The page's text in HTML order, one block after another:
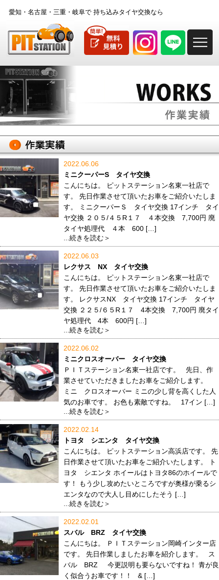
愛知・名古屋・三重・岐阜で持ち込みタイヤ交換なら
2022.06.06
ミニクーパーS タイヤ交換
こんにちは。 ピットステーション名東一社店で
す。 先日作業させて頂いたお車をご紹介いたしま
す。 ミニクーパーＳ タイヤ交換 17インチ タイ
ヤ交換 ２０５/４５R１７ ４本交換 7,700円 廃
タイヤ処理代 ４本 600 […]
...続きを読む＞
2022.06.03
レクサス NX タイヤ交換
こんにちは。 ピットステーション名東一社店で
す。 先日作業させて頂いたお車をご紹介いたしま
す。 レクサスNX タイヤ交換 17インチ タイヤ
交換 ２２５/６５R１７ 4本交換 7,700円 廃タイ
ヤ処理代 4本 600円 […]
...続きを読む＞
2022.06.02
ミニクロスオーバー タイヤ交換
ＰＩＴステーション名東一社店です。 先日、作
業させていただきましたお車をご紹介します。
ミニ クロスオーバー ミニの少し背を高くした人
気のお車です。 お色も素敵ですね。 17イン […]
...続きを読む＞
2022.02.14
トヨタ シエンタ タイヤ交換
こんにちは。 ピットステーション高浜店です。 先
日作業させて頂いたお車をご紹介いたします。 ト
ヨタ シエンタ ホイールはトヨタ86のホイールで
す！ もう少し攻めたいところですが奥様が乗るシ
エンタなので大人し目めにしたそう […]
...続きを読む＞
2022.02.01
スバル BRZ タイヤ交換
こんにちは。 ＰＩＴステーション岡崎インター店
です。 先日作業しましたお車を紹介します。 ス
バル BRZ 今更説明も要らないですね！ 青が良
く似合うお車です！！ & […]